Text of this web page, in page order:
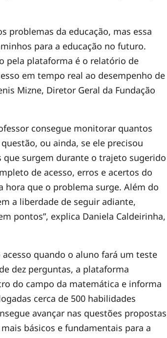
problemas da educação, mas essa
para a educação no futuro.
pela plataforma é o relatório de
em tempo real ao desempenho de
Mizne, Diretor Geral da Fundação
consegue monitorar quantos
ou ainda, se ele precisou
que surgem durante o trajeto sugerido
de acesso, erros e acertos do
hora que o problema surge. Além do
a liberdade de seguir adiante,
pontos”, explica Daniela Caldeirinha,
quando o aluno fará um teste
dez perguntas, a plataforma
do campo da matemática e informa
cerca de 500 habilidades
avançar nas questões propostas
básicos e fundamentais para a